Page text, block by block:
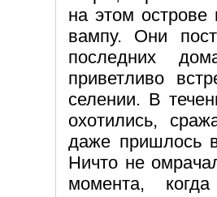
на этом
вампу. Они
последних
приветливо
селении. В
охотились,
даже пришлось
Ничто не
момента,